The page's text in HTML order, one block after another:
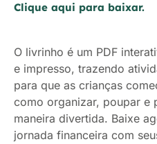
Clique aqui para baixar.
O livrinho é um PDF
e impresso, trazendo
para que as crianças
como organizar, poupar e
maneira divertida. Baixe
jornada financeira com